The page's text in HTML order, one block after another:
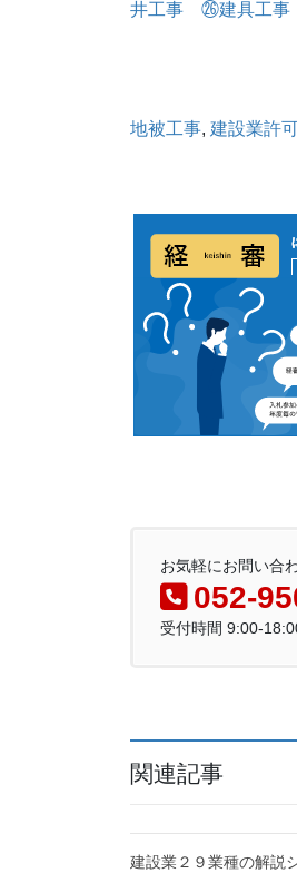
井工事
㉖建具工事
地被工事, 建設業許
お気軽にお問い合
052-
受付時間 9:00-
関連記事
建設業２９業種の解説